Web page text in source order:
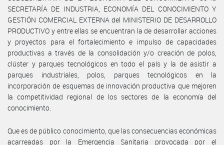
SECRETARÍA DE INDUSTRIA, ECONOMÍA DEL CONOCIMIENTO Y
GESTIÓN COMERCIAL EXTERNA del MINISTERIO DE DESARROLLO
PRODUCTIVO y entre ellas se encuentran la de desarrollar acciones
y proyectos para el fortalecimiento e impulso de capacidades
productivas a través de la consolidación y/o creación de polos,
clúster y parques tecnológicos en todo el país y la de asistir a
parques industriales, polos, parques tecnológicos en la
incorporación de esquemas de innovación productiva que mejoren
la competitividad regional de los sectores de la economía del
conocimiento.
Que es de público conocimiento, que las consecuencias económicas
acarreadas por la Emergencia Sanitaria provocada por el